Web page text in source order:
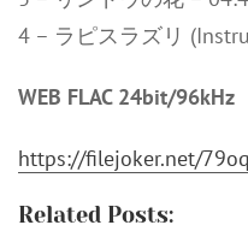
4 – ラピスラズリ
WEB FLAC 24bit/96kHz
https://filejoker.net/
Related Posts: